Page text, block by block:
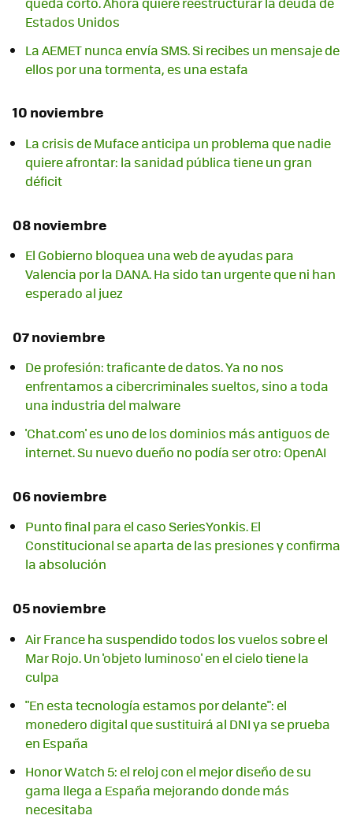
Estados Unidos
La AEMET nunca envía SMS. Si recibes un mensaje de
ellos por una tormenta, es una estafa
10 noviembre
La crisis de Muface anticipa un problema que nadie
quiere afrontar: la sanidad pública tiene un gran
déficit
08 noviembre
El Gobierno bloquea una web de ayudas para
Valencia por la DANA. Ha sido tan urgente que ni han
esperado al juez
07 noviembre
De profesión: traficante de datos. Ya no nos
enfrentamos a cibercriminales sueltos, sino a toda
una industria del malware
'Chat.com' es uno de los dominios más antiguos de
internet. Su nuevo dueño no podía ser otro: OpenAI
06 noviembre
Punto final para el caso SeriesYonkis. El
Constitucional se aparta de las presiones y confirma
la absolución
05 noviembre
Air France ha suspendido todos los vuelos sobre el
Mar Rojo. Un 'objeto luminoso' en el cielo tiene la
culpa
"En esta tecnología estamos por delante": el
monedero digital que sustituirá al DNI ya se prueba
en España
Honor Watch 5: el reloj con el mejor diseño de su
gama llega a España mejorando donde más
necesitaba